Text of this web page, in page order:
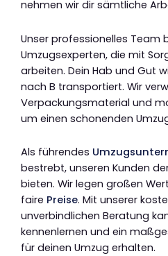
nehmen wir dir sämtliche
Unser professionelles Team
Umzugsexperten, die mit
arbeiten. Dein Hab und Gut
nach B transportiert. Wir
Verpackungsmaterial und
um einen schonenden
Als führendes
bestrebt, unseren Kunden
bieten. Wir legen großen
faire Preise. Mit unserer
unverbindlichen Beratung
kennenlernen und ein
für deinen Umzug erhalten.